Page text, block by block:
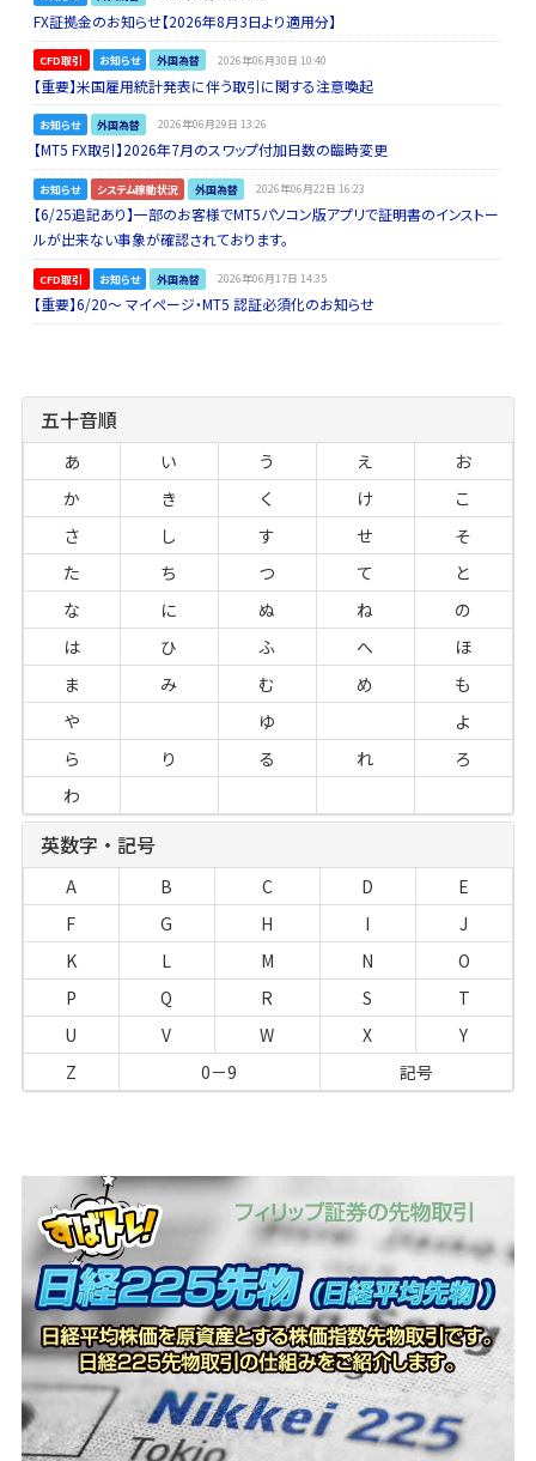
FX証拠金のお知らせ【2026年8月3日より適用分】
CFD取引 お知らせ 外国為替 2026年06月30日 10:40
【重要】米国雇用統計発表に伴う取引に関する注意喚起
お知らせ 外国為替 2026年06月29日 13:26
【MT5 FX取引】2026年7月のスワップ付加日数の臨時変更
お知らせ システム稼動状況 外国為替 2026年06月22日 16:23
【6/25追記あり】一部のお客様でMT5パソコン版アプリで証明書のインストー
ルが出来ない事象が確認されております。
CFD取引 お知らせ 外国為替 2026年06月17日 14:35
【重要】6/20～ マイページ・MT5 認証必須化のお知らせ
五十音順
あ い う え
お
か
き く け
こ
さ
し す せ
そ
た
ち つ て
と
な
に ぬ ね
の
は
ひ ふ へ
ほ
ま
み む め
も
や
ゆ
よ
ら
り る れ
ろ
わ
英数字・記号
A B C D
E
F
G H I
J
K
L M N
O
P
Q R S
T
U
V W X
Y
Z
0－9 記号